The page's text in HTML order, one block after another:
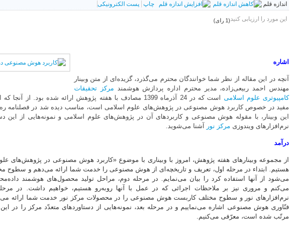
اندازه قلم چاپ پست الکترونیکی
این مورد را ارزیابی کنید(1 رای)
اشاره
آنچه در این مقاله از نظر شما خوانندگان محترم می‌گذرد، گزیده‌ای از متن وبینار
مهندس احمد ربیعی‌زاده، مدیر محترم اداره پردازش هوشمند مرکز تحقیقات
کامپیوتری علوم اسلامی
است که در 24 آذرماه 1399 مصادف با هفته پژوهش ارائه شده بود. از
مفید در خصوص کاربرد هوش مصنوعی در پژوهش‌های علوم اسلامی است، مناسب دیده شد در فصلنامه ره
این وبینار، با مقوله هوش مصنوعی و کاربردهای آن در پژوهش‌های علوم اسلامی و نمونه‌هایی از این
نرم‌افزارهای ویندوزی مرکز نور آشنا می‌شوید.
درآمد
از مجموعه وبینارهای هفته پژوهش، امروز با وبیناری با موضوع «کاربرد هوش مصنوعی در پژوهش‌های
هستیم. ابتداء در مرحله اول، تعریف و تاریخچه‌ای از هوش مصنوعی را خدمت شما ارائه می‌دهم و سطوح
می‌شود از آنها استفاده کرد را بیان می‌نمایم. در مرحله دوم، مراحل تولید محصول‌های هوشمند
می‌کنم و مروری نیز بر ملاحظات اجرائی که در عمل با آنها روبه‌رو هستیم، خواهیم داشت. در
نرم‌افزارهای نور و سطوح مختلف کاربست هوش مصنوعی را در محصولات مرکز نور خدمت شما ارائه
فنّاوری هوش مصنوعی اشاره می‌نماییم و در مرحله بعد، نمونه‌هایی از دستاوردهای متعدّد مرکز را در
مرتّب شده است، معرّفی می‌کنیم.